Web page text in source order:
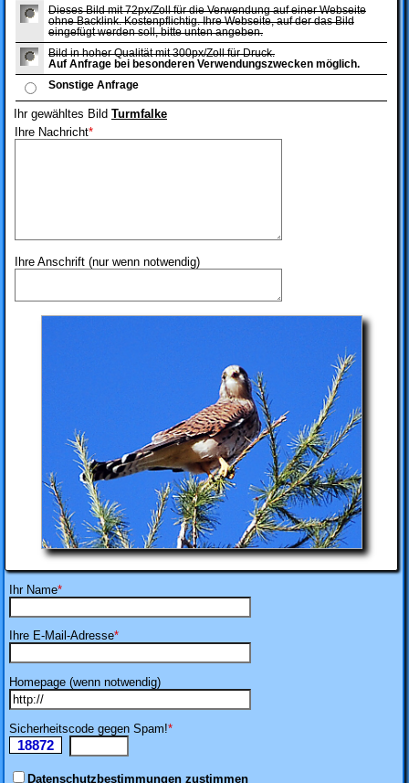
Dieses Bild mit 72px/Zoll für die Verwendung auf einer Webseite
ohne Backlink. Kostenpflichtig. Ihre Webseite, auf der das Bild
eingefügt werden soll, bitte unten angeben.
Bild in hoher Qualität mit 300px/Zoll für Druck.
Auf Anfrage bei besonderen Verwendungszwecken möglich.
Sonstige Anfrage
Ihr gewähltes Bild Turmfalke
Ihre Nachricht*
Ihre Anschrift (nur wenn notwendig)
Ihr Name*
Ihre E-Mail-Adresse*
Homepage (wenn notwendig)
Sicherheitscode gegen Spam!*
18872
Datenschutzbestimmungen zustimmen